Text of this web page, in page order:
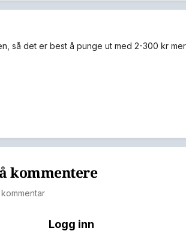
så det er best å punge ut med 2-300 kr
kommentere
Logg inn